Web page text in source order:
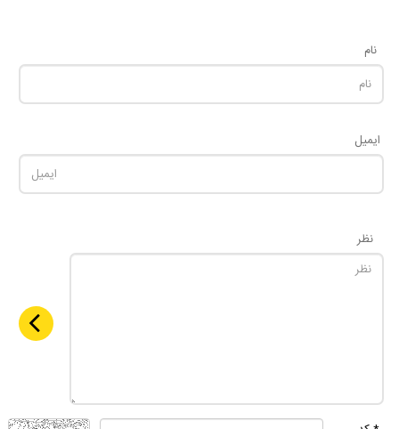
نام
ایمیل
نظر